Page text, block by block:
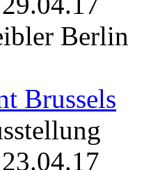
Berlin
Brussels
23.04.17